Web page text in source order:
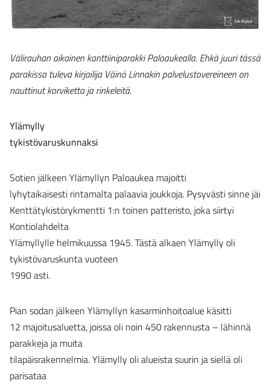
Välirauhan aikainen kanttiiniparakki Paloaukealla. Ehkä juuri tässä
parakissa tuleva kirjailija Väinö Linnakin palvelustovereineen on
nauttinut korviketta ja rinkeleitä.
Ylämylly
tykistövaruskunnaksi
Sotien jälkeen Ylämyllyn Paloaukea majoitti
lyhytaikaisesti rintamalta palaavia joukkoja. Pysyvästi sinne jäi
Kenttätykistörykmentti 1:n toinen patteristo, joka siirtyi
Kontiolahdelta
Ylämyllylle helmikuussa 1945. Tästä alkaen Ylämylly oli
tykistövaruskunta vuoteen
1990 asti.
Pian sodan jälkeen Ylämyllyn kasarminhoitoalue käsitti
12 majoitusaluetta, joissa oli noin 450 rakennusta – lähinnä
parakkeja ja muita
tilapäisrakennelmia. Ylämylly oli alueista suurin ja siellä oli
parisataa